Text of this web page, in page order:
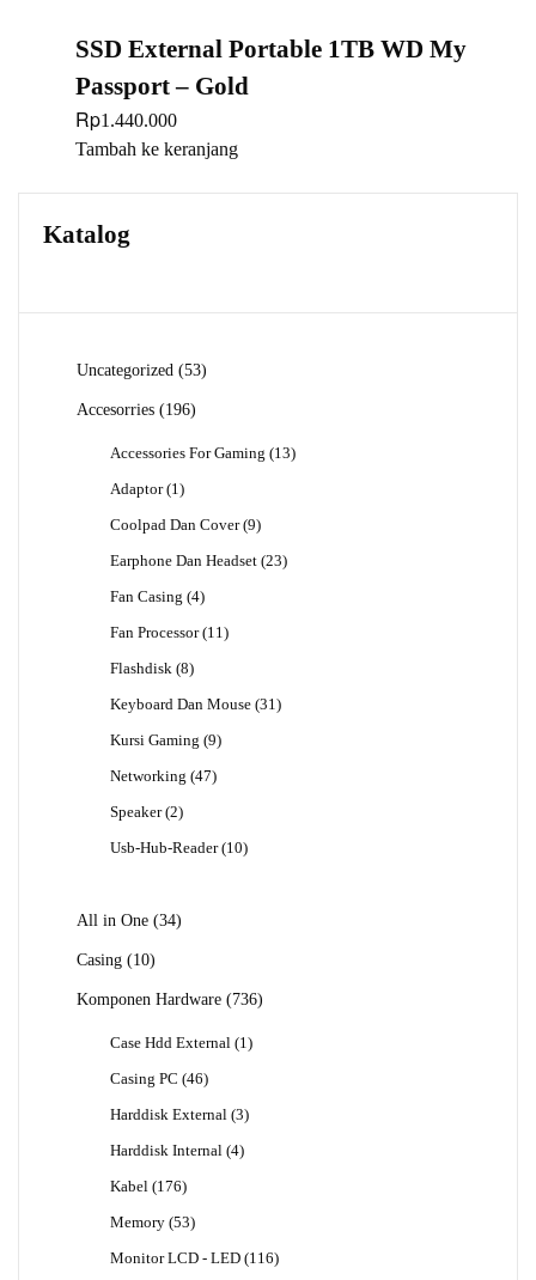
SSD External Portable 1TB WD My
Passport – Gold
Rp1.440.000
Tambah ke keranjang
Katalog
Uncategorized 5353
Accesorries
196196
Accessories For Gaming 1313
Adaptor 11
Coolpad Dan Cover 99
Earphone Dan Headset 2323
Fan Casing 44
Fan Processor 1111
Flashdisk 88
Keyboard Dan Mouse 3131
Kursi Gaming 99
Networking 4747
Speaker 22
Usb-Hub-Reader 1010
All in One 3434
Casing
1010
Komponen Hardware
736736
Case Hdd External 11
Casing PC 4646
Harddisk External 33
Harddisk Internal 44
Kabel 176176
Memory 5353
Monitor LCD - LED 116116